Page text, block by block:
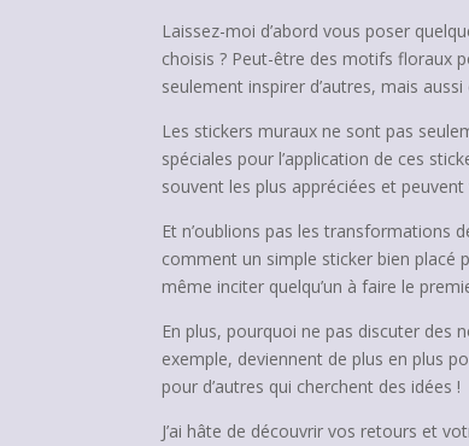
Laissez-moi d’abord vous poser
choisis ? Peut-être des motifs floraux
seulement inspirer d’autres, mais
Les stickers muraux ne sont pas
spéciales pour l’application de ces
souvent les plus appréciées et
Et n’oublions pas les transformations
comment un simple sticker bien placé
même inciter quelqu’un à faire le
En plus, pourquoi ne pas discuter des
exemple, deviennent de plus en plus
pour d’autres qui cherchent des idées !
J’ai hâte de découvrir vos retours et